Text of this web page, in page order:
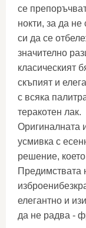
се
нокти, за да
си да се
значително
класическият
скъпият и
с всяка
теракотен лак.
Оригиналната
усмивка с
решение,
Предимствата
елегантно и
да не радва -